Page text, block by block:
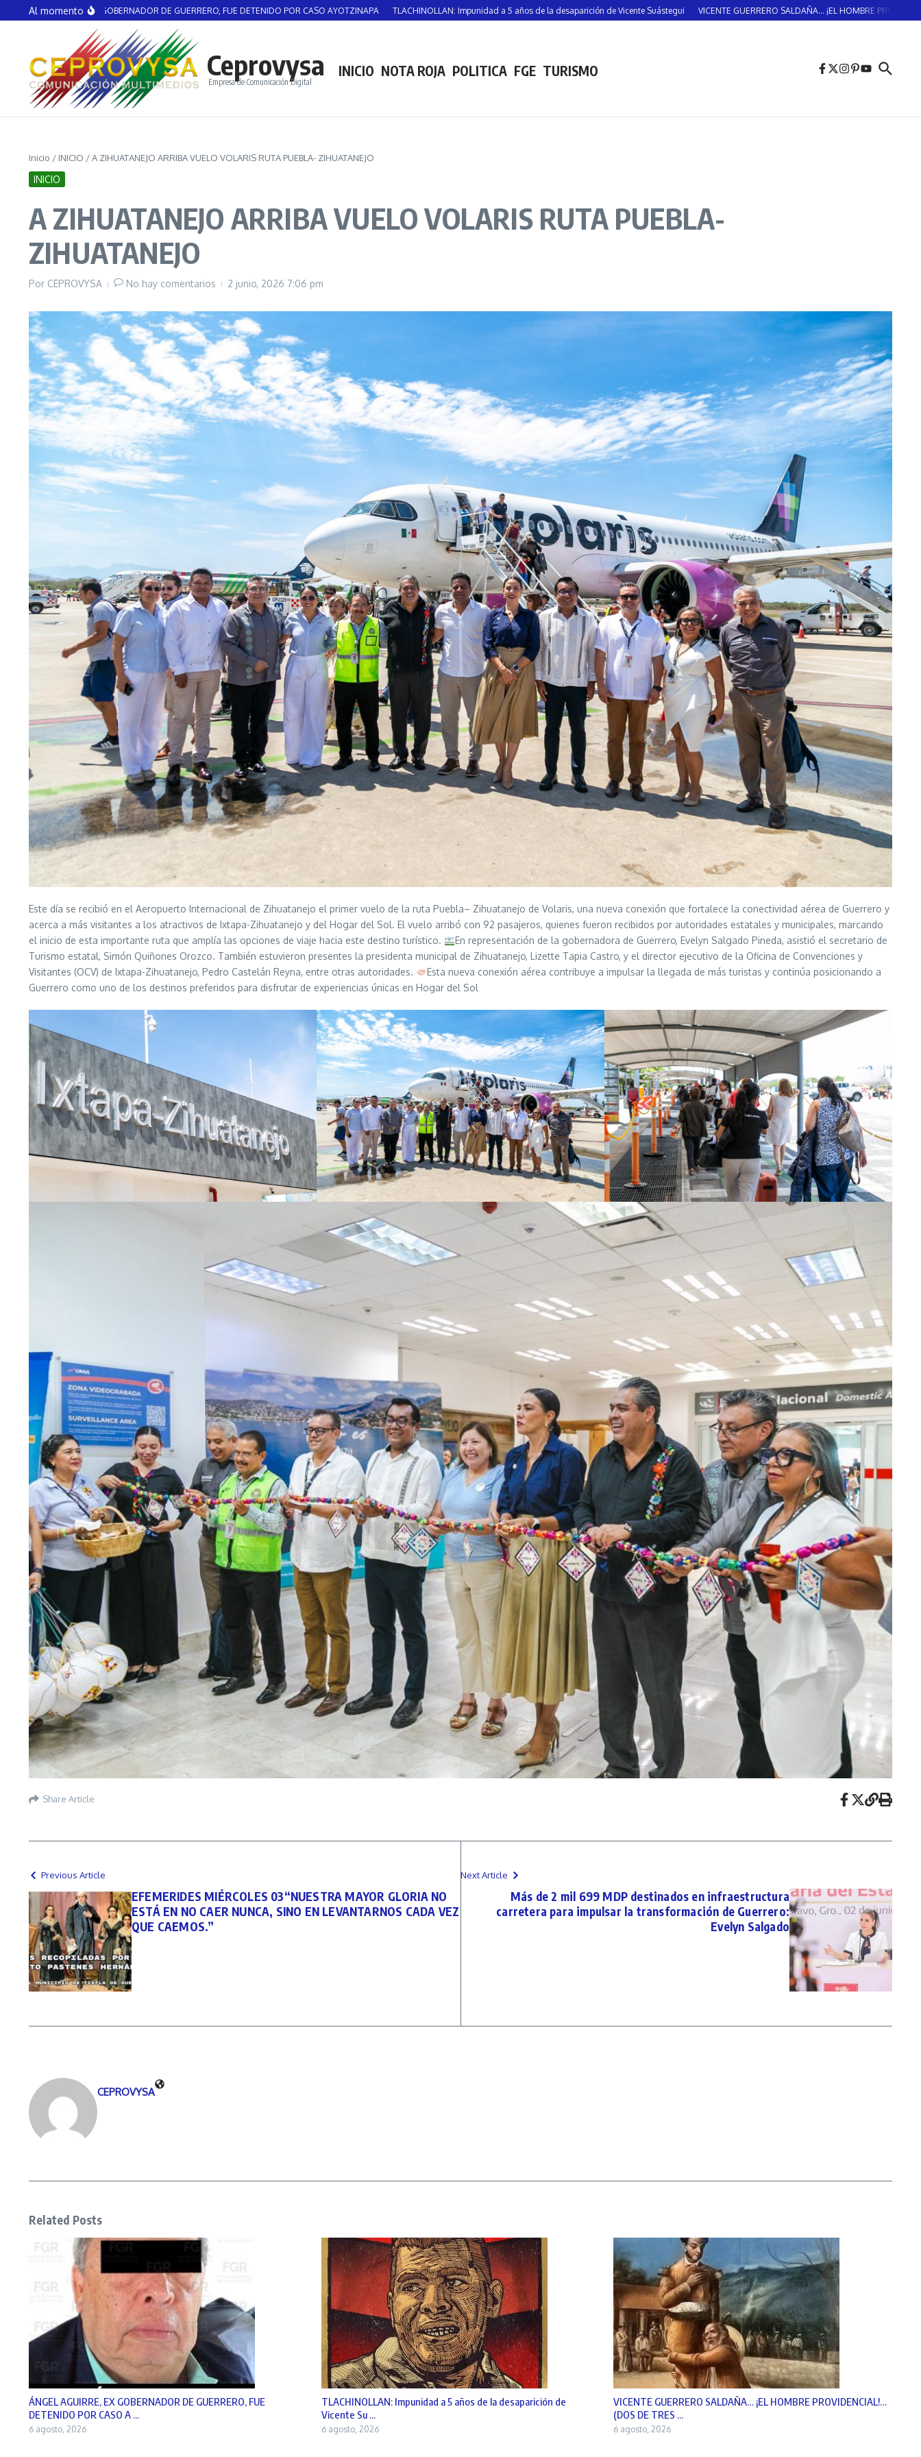
Saltar al contenido
Al momento
EX GOBERNADOR DE GUERRERO, FUE DETENIDO POR CASO AYOTZINAPA TLACHINOLLAN: Impunidad a 5 años de la desaparición de Vicente Suástegui VICENTE GUERRERO SALDAÑA… ¡EL HOMBRE PROVIDENCIAL!… (DOS
Ceprovysa
Empresa de Comunicación Digital
INICIO NOTA ROJA POLITICA FGE TURISMO
Inicio / INICIO /A ZIHUATANEJO ARRIBA VUELO VOLARIS RUTA PUEBLA- ZIHUATANEJO
INICIO
A ZIHUATANEJO ARRIBA VUELO VOLARIS RUTA PUEBLA-
ZIHUATANEJO
Por CEPROVYSA No hay comentarios 2 junio, 2026 7:06 pm
Este día se recibió en el Aeropuerto Internacional de Zihuatanejo el primer vuelo de la ruta Puebla– Zihuatanejo de Volaris, una nueva conexión que fortalece la conectividad aérea de Guerrero y
acerca a más visitantes a los atractivos de Ixtapa-Zihuatanejo y del Hogar del Sol. El vuelo arribó con 92 pasajeros, quienes fueron recibidos por autoridades estatales y municipales, marcando
el inicio de esta importante ruta que amplía las opciones de viaje hacia este destino turístico.
En representación de la gobernadora de Guerrero, Evelyn Salgado Pineda, asistió el secretario de
Turismo estatal, Simón Quiñones Orozco. También estuvieron presentes la presidenta municipal de Zihuatanejo, Lizette Tapia Castro, y el director ejecutivo de la Oficina de Convenciones y
Visitantes (OCV) de Ixtapa-Zihuatanejo, Pedro Castelán Reyna, entre otras autoridades.
Esta nueva conexión aérea contribuye a impulsar la llegada de más turistas y continúa posicionando a
Guerrero como uno de los destinos preferidos para disfrutar de experiencias únicas en Hogar del Sol
Share Article
Previous Article
EFEMERIDES MIÉRCOLES 03“NUESTRA MAYOR GLORIA NO
ESTÁ EN NO CAER NUNCA, SINO EN LEVANTARNOS CADA VEZ
QUE CAEMOS.”
Next Article
Más de 2 mil 699 MDP destinados en infraestructura
carretera para impulsar la transformación de Guerrero:
Evelyn Salgado
CEPROVYSA
Related Posts
ÁNGEL AGUIRRE, EX GOBERNADOR DE GUERRERO, FUE
DETENIDO POR CASO A ...
6 agosto, 2026
TLACHINOLLAN: Impunidad a 5 años de la desaparición de
Vicente Su ...
6 agosto, 2026
VICENTE GUERRERO SALDAÑA… ¡EL HOMBRE PROVIDENCIAL!…
(DOS DE TRES ...
6 agosto, 2026